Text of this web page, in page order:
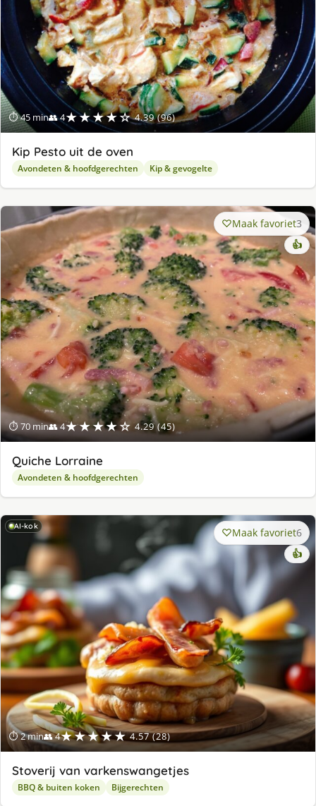
⏱ 45 min👥 4★★★★☆ 4.39 (96)
Kip Pesto uit de oven
Avondeten & hoofdgerechten Kip & gevogelte
⏱ 70 min👥 4★★★★☆ 4.29 (45)
Maak favoriet3
👍
Quiche Lorraine
Avondeten & hoofdgerechten
AI-kok
⏱ 2 min👥 4★★★★★ 4.57 (28)
Maak favoriet6
👍
Stoverij van varkenswangetjes
BBQ & buiten koken Bijgerechten